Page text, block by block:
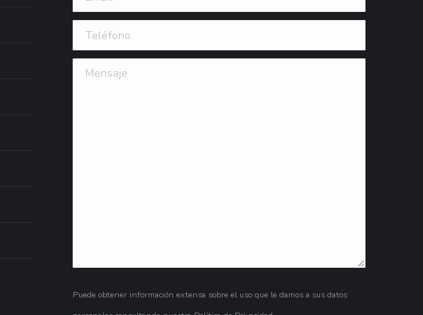
Teléfono
Mensaje
Puede obtener información extensa sobre el uso que le damos a sus datos